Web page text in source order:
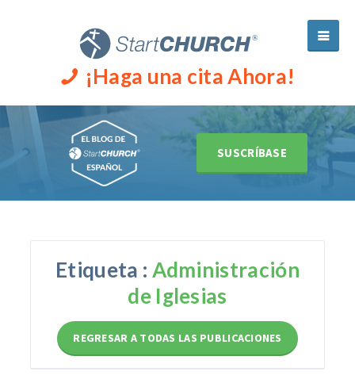
¡Haga una cita Ahora!
SUSCRÍBASE
Etiqueta : Administración
de Iglesias
REGRESAR A TODAS LAS PUBLICACIONES